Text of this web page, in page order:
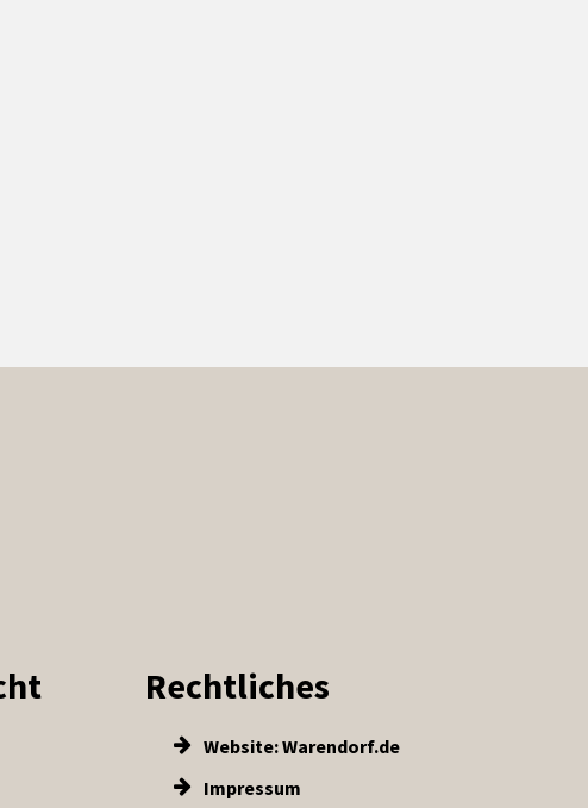
Rechtliches
Website: Warendorf.de
Impressum